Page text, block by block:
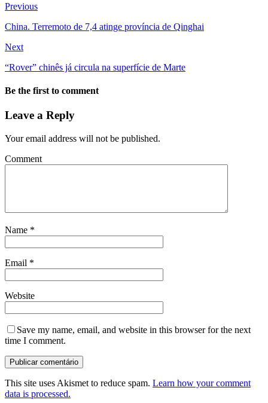
Previous
China. Terremoto de 7,4 atinge província de Qinghai
Next
“Rover” chinês já circula na superfície de Marte
Be the first to comment
Leave a Reply
Your email address will not be published.
Comment
Name *
Email *
Website
Save my name, email, and website in this browser for the next
time I comment.
This site uses Akismet to reduce spam. Learn how your comment
data is processed.